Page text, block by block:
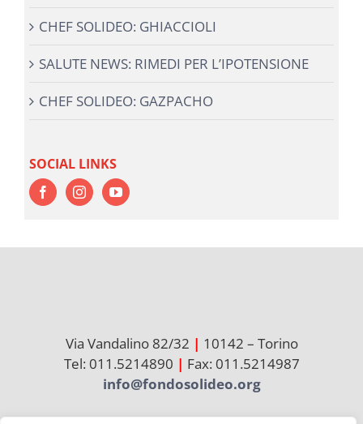
CHEF SOLIDEO: GHIACCIOLI
SALUTE NEWS: RIMEDI PER L’IPOTENSIONE
CHEF SOLIDEO: GAZPACHO
SOCIAL LINKS
Via Vandalino 82/32 | 10142 – Torino
Tel: 011.5214890 | Fax: 011.5214987
info@fondosolideo.org